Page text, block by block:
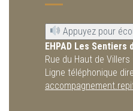
Appuyez pour
EHPAD Les Sentiers
Rue du Haut de
Ligne téléphonique